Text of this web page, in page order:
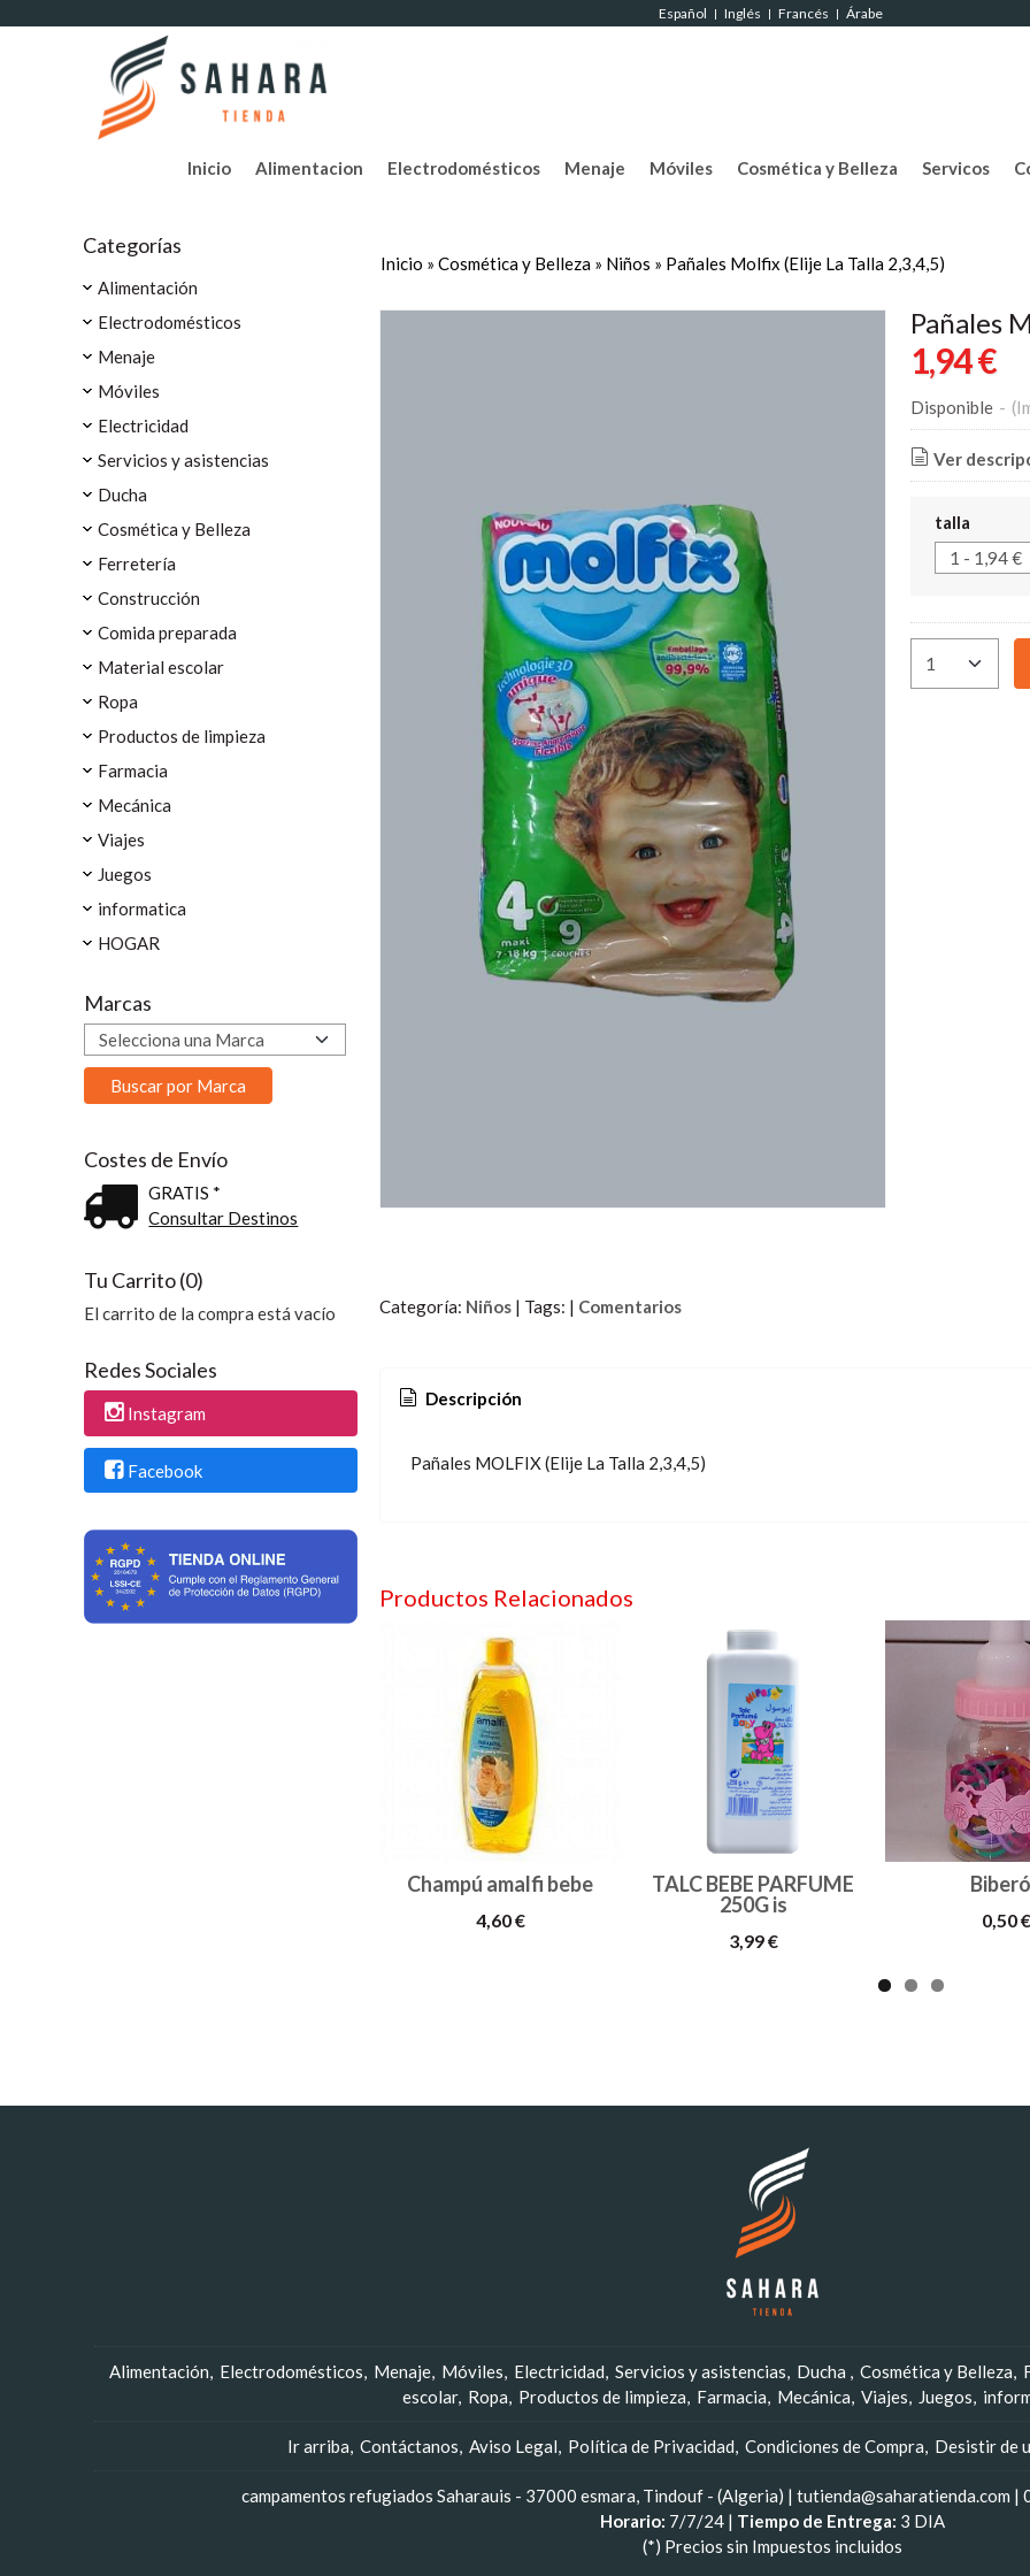
Español | Inglés | Francés | Árabe
Inicio Alimentacion Electrodomésticos Menaje Móviles Cosmética y Belleza Servicos
Categorías
Alimentación
Electrodomésticos
Menaje
Móviles
Electricidad
Servicios y asistencias
Ducha
Cosmética y Belleza
Ferretería
Construcción
Comida preparada
Material escolar
Ropa
Productos de limpieza
Farmacia
Mecánica
Viajes
Juegos
informatica
HOGAR
Marcas
Costes de Envío
GRATIS *
Consultar Destinos
Tu Carrito (0)
El carrito de la compra está vacío
Redes Sociales
Instagram
Facebook
Inicio » Cosmética y Belleza » Niños » Pañales Molfix (Elije La Talla 2,3,4,5)
Pañales
1,94 €
Disponible -
Ver
talla
Categoría: Niños | Tags: | Comentarios
Descripción
Pañales MOLFIX (Elije La Talla 2,3,4,5)
Productos Relacionados
Champú amalfi bebe
4,60 €
TALC BEBE PARFUME
250G is
3,99 €
0,50 €
Alimentación Electrodomésticos Menaje Móviles Electricidad Servicios y asistencias Ducha Cosmética y Belleza
escolar Ropa Productos de limpieza Farmacia Mecánica Viajes Juegos
Ir arriba Contáctanos Aviso Legal Política de Privacidad Condiciones de Compra Desistir de
campamentos refugiados Saharauis - 37000 esmara, Tindouf - (Algeria) | tutienda@saharatienda.com |
Horario: 7/7/24 | Tiempo de Entrega: 3 DIA
(*) Precios sin Impuestos incluidos